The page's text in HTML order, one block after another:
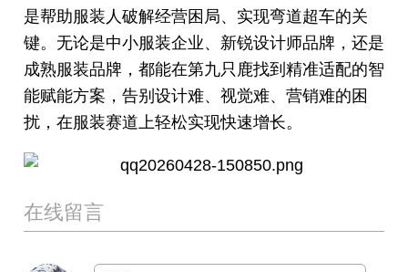
是帮助服装人破解经营困局、实现弯道超车的关
键。无论是中小服装企业、新锐设计师品牌，还是
成熟服装品牌，都能在第九只鹿找到精准适配的智
能赋能方案，告别设计难、视觉难、营销难的困
扰，在服装赛道上轻松实现快速增长。
在线留言